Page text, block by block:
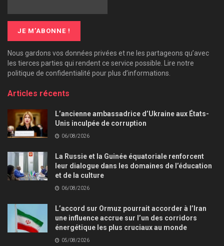
Nous gardons vos données privées et ne les partageons qu’avec
les tierces parties qui rendent ce service possible. Lire notre
politique de confidentialité pour plus d’informations.
Articles récents
L’ancienne ambassadrice d’Ukraine aux États-
Unis inculpée de corruption
06/08/2026
La Russie et la Guinée équatoriale renforcent
leur dialogue dans les domaines de l’éducation
et de la culture
06/08/2026
L’accord sur Ormuz pourrait accorder à l’Iran
une influence accrue sur l’un des corridors
énergétique les plus cruciaux au monde
05/08/2026